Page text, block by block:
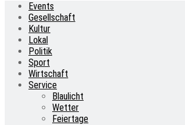
Events
Gesellschaft
Kultur
Lokal
Politik
Sport
Wirtschaft
Service
Blaulicht
Wetter
Feiertage